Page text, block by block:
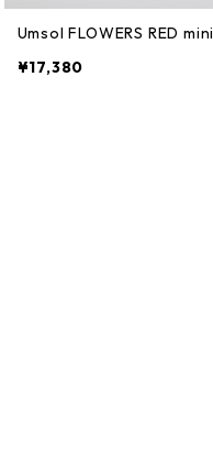
Umsol FLOWERS RED mini
¥17,380